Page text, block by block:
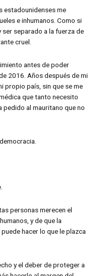
estadounidenses me
e inhumanos. Como si
separado a la fuerza de
cruel.
antes de poder
2016. Años después de mi
propio país, sin que se me
que tanto necesito
al mauritano que no
personas merecen el
y de que la
hacer lo que le plazca
y el deber de proteger a